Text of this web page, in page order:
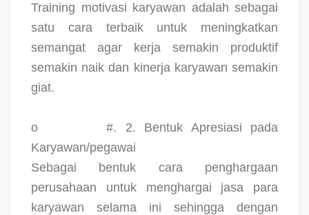
Training motivasi karyawan adalah sebagai
satu cara terbaik untuk meningkatkan
semangat agar kerja semakin produktif
semakin naik dan kinerja karyawan semakin
giat.
o
#. 2. Bentuk Apresiasi pada
Karyawan/pegawai
Sebagai bentuk cara penghargaan
perusahaan untuk menghargai jasa para
karyawan selama ini sehingga dengan